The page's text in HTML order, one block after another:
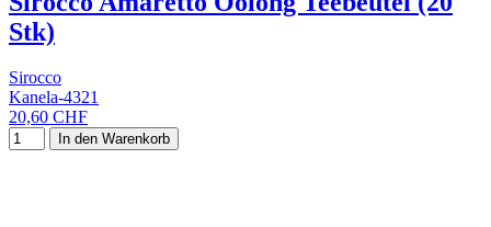
Stk)
Sirocco
Kanela-4321
20,60 CHF
In den Warenkorb